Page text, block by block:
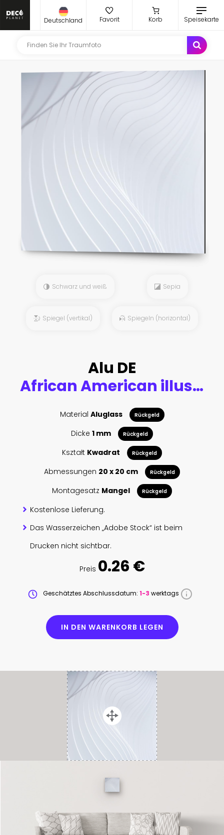
Deutschland Favorit Korb Speisekarte
Schwarz und weiß Sepia
Spiegel (vertikal) Spiegeln (horizontal)
Alu DE
African American illustration for fashion banner. Trendy woman model background. Afro hair style girl Dhuku
Material Aluglass Rückgeld
Dicke 1 mm Rückgeld
Kształt Kwadrat Rückgeld
Abmessungen 20 x 20 cm Rückgeld
Montagesatz Mangel Rückgeld
Kostenlose Lieferung.
Das Wasserzeichen „Adobe Stock“ ist beim
Drucken nicht sichtbar.
Preis 0.26 €
Geschätztes Abschlussdatum: 1-3 werktags
IN DEN WARENKORB LEGEN